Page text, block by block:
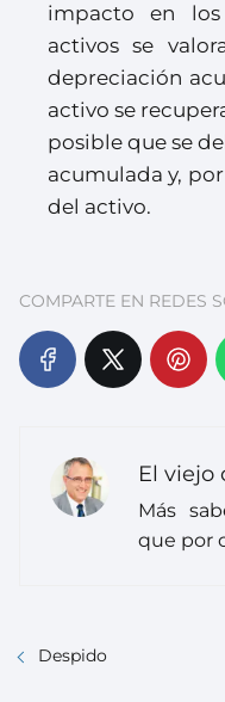
impacto en
activos se
depreciación
activo se
posible que se
acumulada y,
del activo.
COMPARTE EN REDES
El viejo
Más
que por
Despido